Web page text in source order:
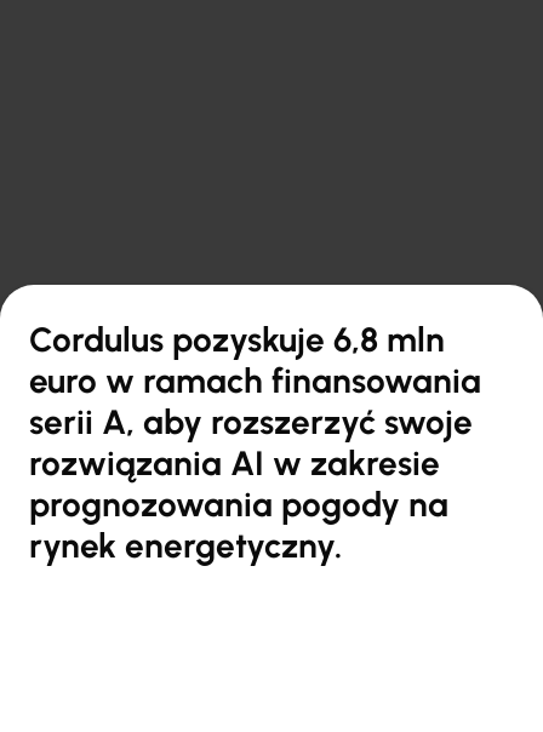
Cordulus pozyskuje 6,8 mln
euro w ramach finansowania
serii A, aby rozszerzyć swoje
rozwiązania AI w zakresie
prognozowania pogody na
rynek energetyczny.